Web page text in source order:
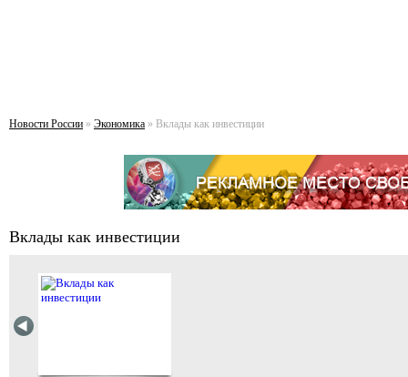
Новости России » Экономика » Вклады как инвестиции
Вклады как инвестиции